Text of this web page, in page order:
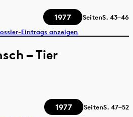
1977 SeitenS. 43–46
Eintrags anzeigen
– Tier
1977 SeitenS. 47–52